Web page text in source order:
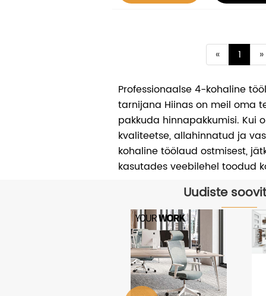
« 1 »
Professionaalse 4-kohaline
tarnijana Hiinas on meil oma
pakkuda hinnapakkumisi. Kui
kvaliteetse, allahinnatud ja
kohaline töölaud ostmisest,
kasutades veebilehel toodud
Uudiste